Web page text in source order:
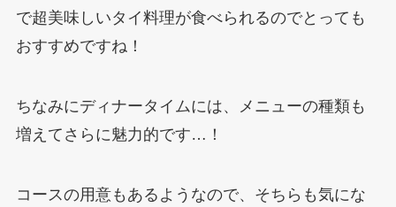
で超美味しいタイ料理が食べられるのでとっても
おすすめですね！
ちなみにディナータイムには、メニューの種類も
増えてさらに魅力的です…！
コースの用意もあるようなので、そちらも気にな